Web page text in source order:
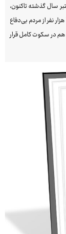
سال گذشته تاکنون،
نفر از مردم بی‌دفاع
در سکوت کامل قرار